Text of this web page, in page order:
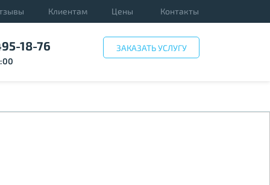
Клиентам Цены Контакты
18-76 ЗАКАЗАТЬ УСЛУГУ